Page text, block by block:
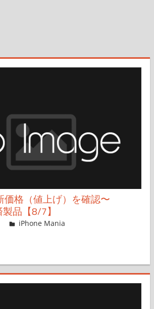
価格（値上げ）を確認〜
品【8/7】
FT729
iPhone Mania